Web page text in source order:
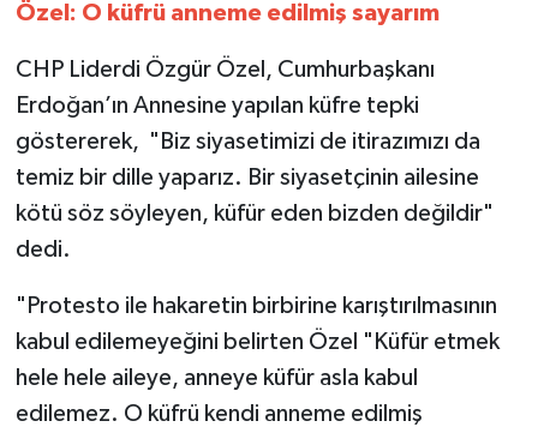
Özel: O küfrü anneme edilmiş sayarım
CHP Liderdi Özgür Özel, Cumhurbaşkanı
Erdoğan’ın Annesine yapılan küfre tepki
göstererek, "Biz siyasetimizi de itirazımızı da
temiz bir dille yaparız. Bir siyasetçinin ailesine
kötü söz söyleyen, küfür eden bizden değildir"
dedi.
"Protesto ile hakaretin birbirine karıştırılmasının
kabul edilemeyeğini belirten Özel "Küfür etmek
hele hele aileye, anneye küfür asla kabul
edilemez. O küfrü kendi anneme edilmiş